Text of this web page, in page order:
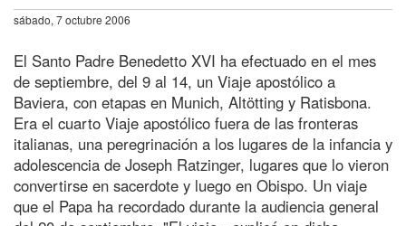
sábado, 7 octubre 2006
El Santo Padre Benedetto XVI ha efectuado en el mes
de septiembre, del 9 al 14, un Viaje apostólico a
Baviera, con etapas en Munich, Altötting y Ratisbona.
Era el cuarto Viaje apostólico fuera de las fronteras
italianas, una peregrinación a los lugares de la infancia y
adolescencia de Joseph Ratzinger, lugares que lo vieron
convertirse en sacerdote y luego en Obispo. Un viaje
que el Papa ha recordado durante la audiencia general